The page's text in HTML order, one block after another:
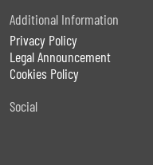
Additional Information
Privacy Policy
Legal Announcement
Cookies Policy
Social